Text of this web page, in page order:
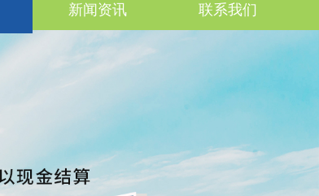
新闻资讯 联系我们